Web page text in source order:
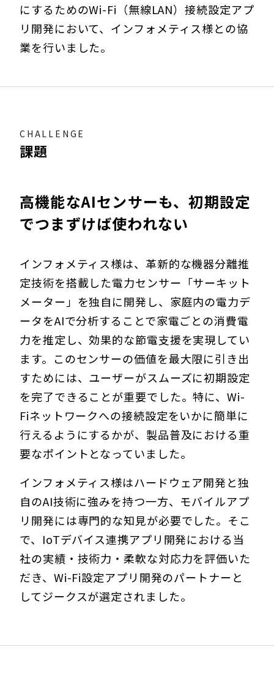
にするためのWi-Fi（無線LAN）接続設定アプ
リ開発において、インフォメティス様との協
業を行いました。
CHALLENGE
課題
高機能なAIセンサーも、初期設定
でつまずけば使われない
インフォメティス様は、革新的な機器分離推
定技術を搭載した電力センサー「サーキット
メーター」を独自に開発し、家庭内の電力デ
ータをAIで分析することで家電ごとの消費電
力を推定し、効果的な節電支援を実現してい
ます。このセンサーの価値を最大限に引き出
すためには、ユーザーがスムーズに初期設定
を完了できることが重要でした。特に、Wi-
Fiネットワークへの接続設定をいかに簡単に
行えるようにするかが、製品普及における重
要なポイントとなっていました。
インフォメティス様はハードウェア開発と独
自のAI技術に強みを持つ一方、モバイルアプ
リ開発には専門的な知見が必要でした。そこ
で、IoTデバイス連携アプリ開発における当
社の実績・技術力・柔軟な対応力を評価いた
だき、Wi-Fi設定アプリ開発のパートナーと
してジークスが選定されました。